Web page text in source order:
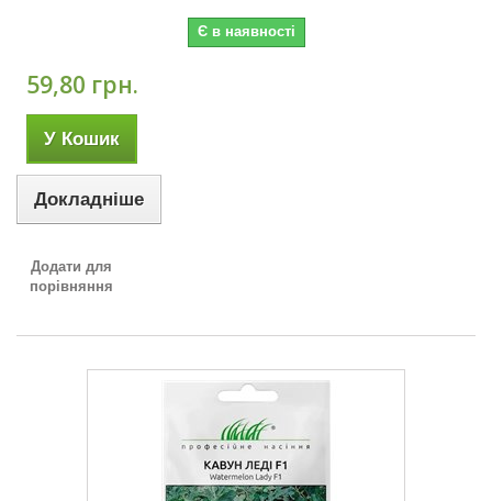
Є в наявності
59,80 грн.
У Кошик
Докладніше
Додати для
порівняння